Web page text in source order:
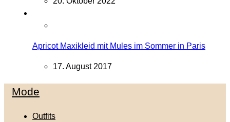
Apricot Maxikleid mit Mules im Sommer in Paris
17. August 2017
Mode
Outfits